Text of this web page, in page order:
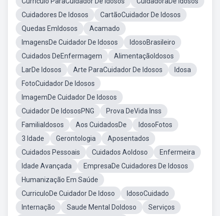
Cuidadores De Idosos
CartãoCuidador De Idosos
Quedas EmIdosos
Acamado
ImagensDe Cuidador De Idosos
IdosoBrasileiro
Cuidados DeEnfermagem
AlimentaçãoIdosos
LarDe Idosos
Arte ParaCuidador De Idosos
Idosa
FotoCuidador De Idosos
ImagemDe Cuidador De Idosos
Cuidador De IdososPNG
Prova DeVida Inss
FamiliaIdosos
Aos CuidadosDe
IdosoFotos
3 Idade
Gerontologia
Aposentados
Cuidados Pessoais
Cuidados AoIdoso
Enfermeira
Idade Avançada
EmpresaDe Cuidadores De Idosos
Humanização Em Saúde
CurriculoDe Cuidador De Idoso
IdosoCuidado
Internação
Saude Mental DoIdoso
Serviços